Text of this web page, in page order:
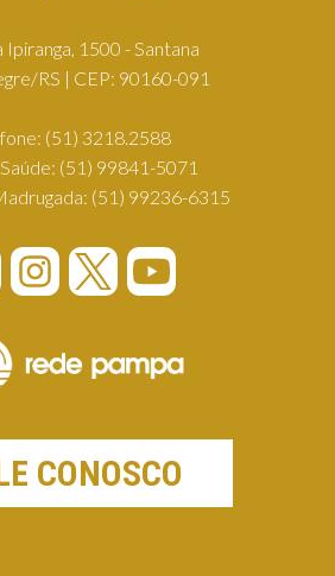
Ipiranga, 1500 - Santana
RS | CEP: 90160-091
(51) 3218.2588
(51) 99841-5071
(51) 99236-6315
CONOSCO